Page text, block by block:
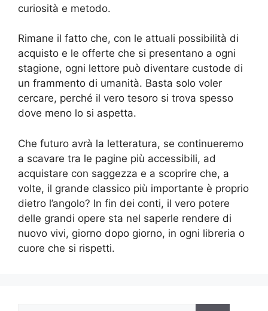
curiosità e metodo.
Rimane il fatto che, con le attuali possibilità di
acquisto e le offerte che si presentano a ogni
stagione, ogni lettore può diventare custode di
un frammento di umanità. Basta solo voler
cercare, perché il vero tesoro si trova spesso
dove meno lo si aspetta.
Che futuro avrà la letteratura, se continueremo
a scavare tra le pagine più accessibili, ad
acquistare con saggezza e a scoprire che, a
volte, il grande classico più importante è proprio
dietro l’angolo? In fin dei conti, il vero potere
delle grandi opere sta nel saperle rendere di
nuovo vivi, giorno dopo giorno, in ogni libreria o
cuore che si rispetti.